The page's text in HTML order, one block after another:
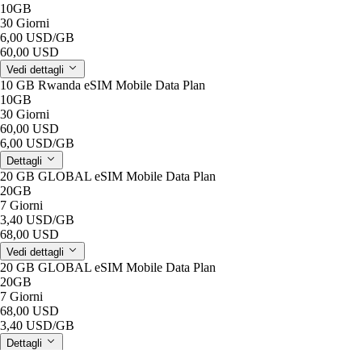
10GB
30 Giorni
6,00 USD/GB
60,00 USD
Vedi dettagli
10 GB Rwanda eSIM Mobile Data Plan
10GB
30 Giorni
60,00 USD
6,00 USD/GB
Dettagli
20 GB GLOBAL eSIM Mobile Data Plan
20GB
7 Giorni
3,40 USD/GB
68,00 USD
Vedi dettagli
20 GB GLOBAL eSIM Mobile Data Plan
20GB
7 Giorni
68,00 USD
3,40 USD/GB
Dettagli